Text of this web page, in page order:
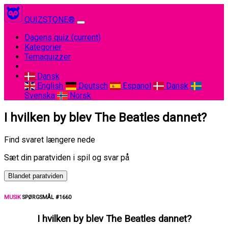
QUIZSTONE®
Dagens quiz (current)
Kategorier
Temaquizzer
Dansk
English
Deutsch Espanol
Dansk
Svenska
Norsk
I hvilken by blev The Beatles dannet?
Find svaret længere nede
Sæt din paratviden i spil og svar på
Blandet paratviden
MUSIKSPØRGSMÅL #1660
I hvilken by blev The Beatles dannet?